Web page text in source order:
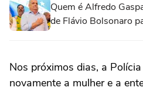
Quem é Alfredo
de Flávio Bolsonaro
Nos próximos dias, a
novamente a mulher e a